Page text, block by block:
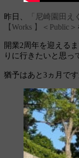
昨日、 「尼崎園田え
【Works 】＜Public＞
開業2周年を迎える
りに行きたいと思っ
猶予はあと3ヵ月です